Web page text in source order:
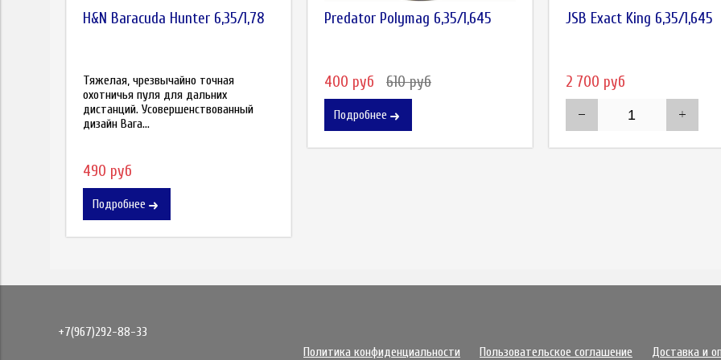
H&N Baracuda Hunter 6,35/1,78
Тяжелая, чрезвычайно точная
охотничья пуля для дальних
дистанций. Усовершенствованный
дизайн Bara...
490 руб
Подробнее
Predator Polymag 6,35/1,645
400 руб 610 руб
Подробнее
JSB Exact King 6,35/1,645
2 700 руб
+7(967)292-88-33
Политика конфиденциальности
Пользовательское соглашение Доставка и